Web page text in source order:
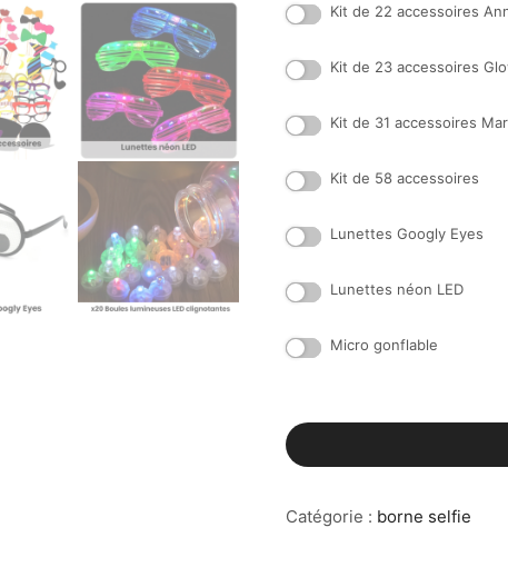
Kit de 22 accessoires
Kit de 23 accessoires
Kit de 31 accessoires
Kit de 58 accessoires
Lunettes Googly Eyes
Lunettes néon LED
Micro gonflable
Catégorie : borne selfie